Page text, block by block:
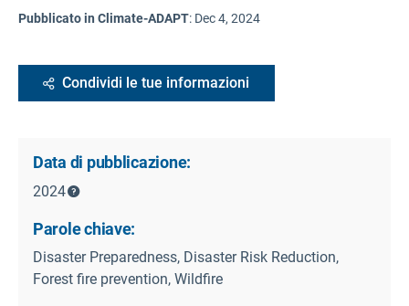
Pubblicato in Climate-ADAPT: Dec 4, 2024
Condividi le tue informazioni
Data di pubblicazione:
2024
Parole chiave:
Disaster Preparedness, Disaster Risk Reduction,
Forest fire prevention, Wildfire